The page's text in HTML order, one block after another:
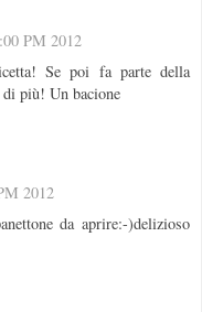
PM 2012
Se poi fa parte della
più! Un bacione
2012
da aprire:-)delizioso